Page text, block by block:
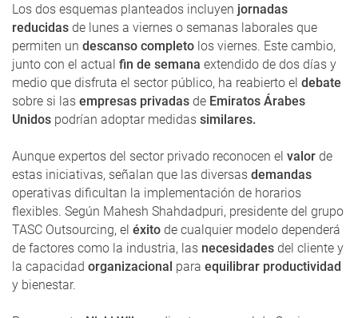
Los dos esquemas planteados incluyen jornadas
reducidas de lunes a viernes o semanas laborales que
permiten un descanso completo los viernes. Este cambio,
junto con el actual fin de semana extendido de dos días y
medio que disfruta el sector público, ha reabierto el debate
sobre si las empresas privadas de Emiratos Árabes
Unidos podrían adoptar medidas similares.
Aunque expertos del sector privado reconocen el valor de
estas iniciativas, señalan que las diversas demandas
operativas dificultan la implementación de horarios
flexibles. Según Mahesh Shahdadpuri, presidente del grupo
TASC Outsourcing, el éxito de cualquier modelo dependerá
de factores como la industria, las necesidades del cliente y
la capacidad organizacional para equilibrar productividad
y bienestar.